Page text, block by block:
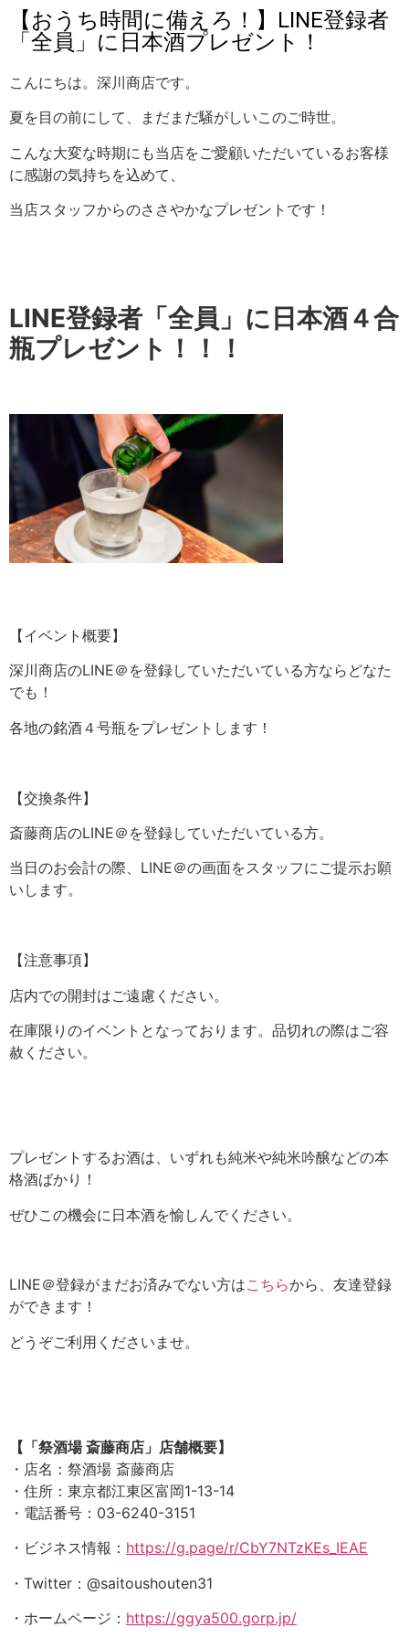
【おうち時間に備えろ！】LINE登録者
「全員」に日本酒プレゼント！
こんにちは。深川商店です。
夏を目の前にして、まだまだ騒がしいこのご時世。
こんな大変な時期にも当店をご愛顧いただいているお客様
に感謝の気持ちを込めて、
当店スタッフからのささやかなプレゼントです！
LINE登録者「全員」に日本酒４合
瓶プレゼント！！！
【イベント概要】
深川商店のLINE＠を登録していただいている方ならどなた
でも！
各地の銘酒４号瓶をプレゼントします！
【交換条件】
斎藤商店のLINE＠を登録していただいている方。
当日のお会計の際、LINE＠の画面をスタッフにご提示お願
いします。
【注意事項】
店内での開封はご遠慮ください。
在庫限りのイベントとなっております。品切れの際はご容
赦ください。
プレゼントするお酒は、いずれも純米や純米吟醸などの本
格酒ばかり！
ぜひこの機会に日本酒を愉しんでください。
LINE＠登録がまだお済みでない方はこちらから、友達登録
ができます！
どうぞご利用くださいませ。
​【「祭酒場 斎藤商店」店舗概要】
・店名：祭酒場 斎藤商店
・住所：東京都江東区富岡1-13-14
・電話番号：03-6240-3151
・ビジネス情報： https://g.page/r/CbY7NTzKEs_IEAE
・Twitter：@saitoushouten31
・ホームページ： https://ggya500.gorp.jp/